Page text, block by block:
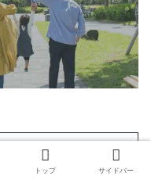
トップ サイドバー